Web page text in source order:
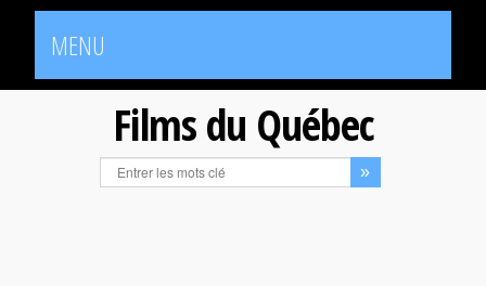
MENU
Films du Québec